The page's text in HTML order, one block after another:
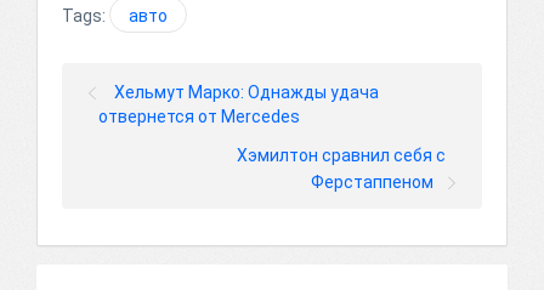
Tags: авто
Хельмут Марко: Однажды удача
отвернется от Mercedes
Хэмилтон сравнил себя с
Ферстаппеном